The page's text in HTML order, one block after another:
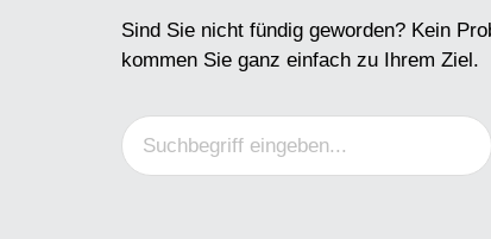
Sind Sie nicht fündig geworden? Kein
kommen Sie ganz einfach zu Ihrem Ziel.